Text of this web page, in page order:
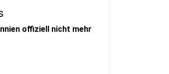
offiziell nicht mehr